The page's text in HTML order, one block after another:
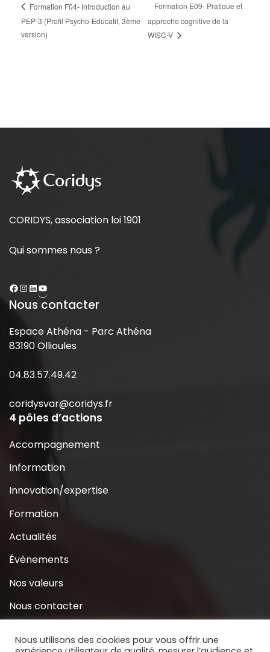
Formation F04- Introduction au
PEP-3 (Profil Psycho-Educatif, 3ème
version)
Formation E09- Pratique et
approche cognitive de la
WISC-V
CORIDYS, association loi 1901
Qui sommes nous ?
Nous contacter
Espace Athéna - Parc Athéna
83190 Ollioules
04.83.57.49.42
coridysvar@coridys.fr
4 pôles d’actions
Accompagnement
Information
Innovation/expertise
Formation
Actualités
Évènements
Nos valeurs
Nous contacter
Nous utilisons des cookies pour vous offrir une